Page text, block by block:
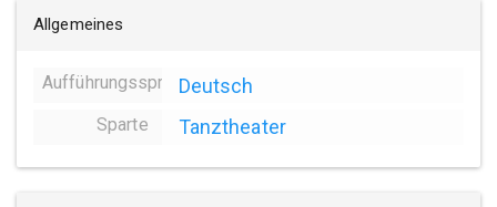
Allgemeines
AufführungsspracheDeutsch
Sparte Tanztheater